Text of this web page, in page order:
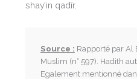
shay’in qadîr.
Source : Rapporté par Al
Muslim (n° 597). Hadith
Egalement mentionné